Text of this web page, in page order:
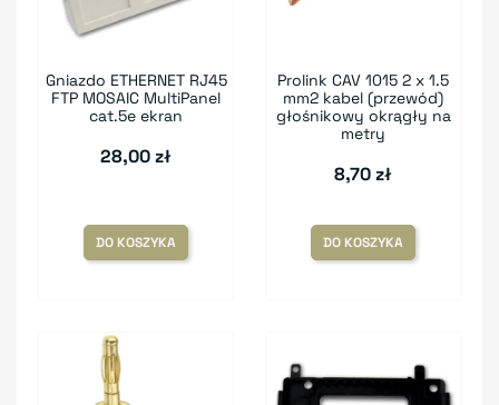
Gniazdo ETHERNET RJ45
FTP MOSAIC MultiPanel
cat.5e ekran
28,00 zł
DO KOSZYKA
Prolink CAV 1015 2 x 1.5
mm2 kabel (przewód)
głośnikowy okrągły na
metry
8,70 zł
DO KOSZYKA